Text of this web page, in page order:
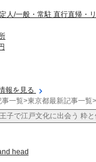
人/一般・常駐 直行直帰・
報を見る
事一覧>東京都最新記事一覧>
子で江戸文化に出会う 粋
head